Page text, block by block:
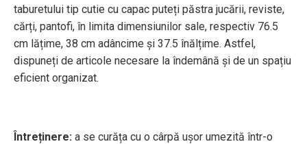
taburetului tip cutie cu capac puteți păstra jucării, reviste,
cărți, pantofi, în limita dimensiunilor sale, respectiv 76.5
cm lățime, 38 cm adâncime și 37.5 înălțime. Astfel,
dispuneți de articole necesare la îndemână și de un spațiu
eficient organizat.
Întreținere: a se curăța cu o cârpă ușor umezită într-o